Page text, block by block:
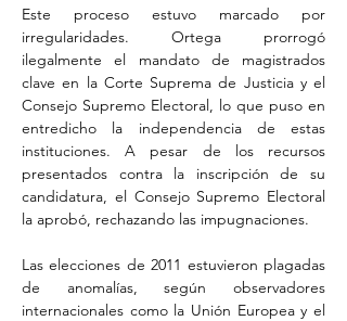
Este proceso estuvo marcado por
irregularidades. Ortega prorrogó
ilegalmente el mandato de magistrados
clave en la Corte Suprema de Justicia y el
Consejo Supremo Electoral, lo que puso en
entredicho la independencia de estas
instituciones. A pesar de los recursos
presentados contra la inscripción de su
candidatura, el Consejo Supremo Electoral
la aprobó, rechazando las impugnaciones.
Las elecciones de 2011 estuvieron plagadas
de anomalías, según observadores
internacionales como la Unión Europea y el